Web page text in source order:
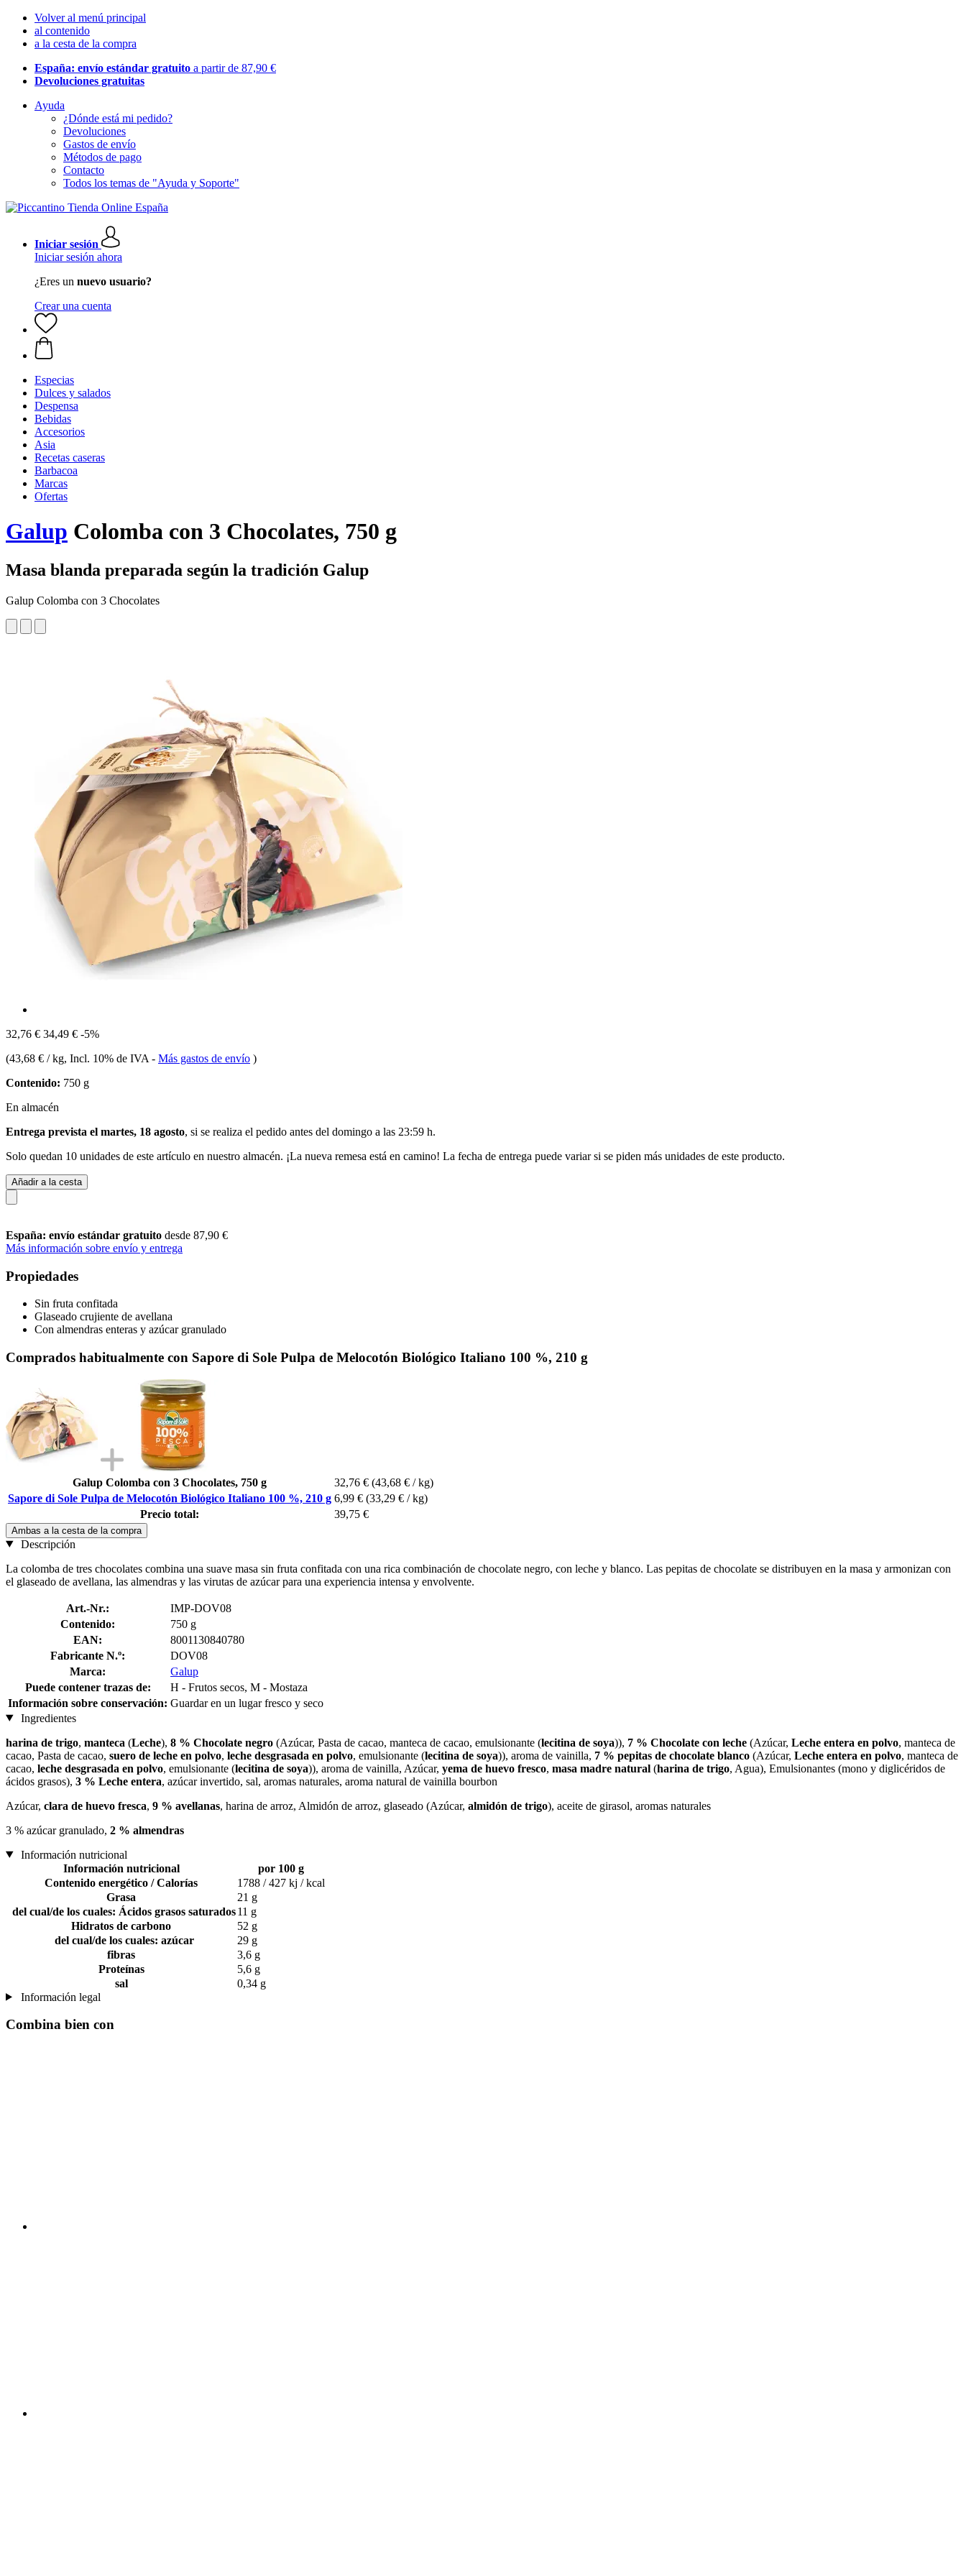
Volver al menú principal
al contenido
a la cesta de la compra
España: envío estándar gratuito a partir de 87,90 €
Devoluciones gratuitas
Ayuda
¿Dónde está mi pedido?
Devoluciones
Gastos de envío
Métodos de pago
Contacto
Todos los temas de "Ayuda y Soporte"
Iniciar sesión
Iniciar sesión ahora
¿Eres un nuevo usuario?
Crear una cuenta
Especias
Dulces y salados
Despensa
Bebidas
Accesorios
Asia
Recetas caseras
Barbacoa
Marcas
Ofertas
Galup Colomba con 3 Chocolates, 750 g
Masa blanda preparada según la tradición Galup
Galup Colomba con 3 Chocolates
32,76 € 34,49 € -5%
(43,68 € / kg, Incl. 10% de IVA - Más gastos de envío )
Contenido: 750 g
En almacén
Entrega prevista el martes, 18 agosto, si se realiza el pedido antes del domingo a las 23:59 h.
Solo quedan 10 unidades de este artículo en nuestro almacén. ¡La nueva remesa está en camino! La fecha de entrega puede variar si se piden más unidades de este producto.
Añadir a la cesta
España: envío estándar gratuito desde 87,90 €
Más información sobre envío y entrega
Propiedades
Sin fruta confitada
Glaseado crujiente de avellana
Con almendras enteras y azúcar granulado
Comprados habitualmente con Sapore di Sole Pulpa de Melocotón Biológico Italiano 100 %, 210 g
Galup Colomba con 3 Chocolates, 750 g 32,76 € (43,68 € / kg)
Sapore di Sole Pulpa de Melocotón Biológico Italiano 100 %, 210 g 6,99 € (33,29 € / kg)
Precio total:
39,75 €
Ambas a la cesta de la compra
Descripción
La colomba de tres chocolates combina una suave masa sin fruta confitada con una rica combinación de chocolate negro, con leche y blanco. Las pepitas de chocolate se distribuyen en la masa y armonizan con
el glaseado de avellana, las almendras y las virutas de azúcar para una experiencia intensa y envolvente.
Art.-Nr.:
IMP-DOV08
Contenido:
750 g
EAN:
8001130840780
Fabricante N.º:
DOV08
Marca:
Galup
Puede contener trazas de:
H - Frutos secos, M - Mostaza
Información sobre conservación: Guardar en un lugar fresco y seco
Ingredientes
harina de trigo, manteca (Leche), 8 % Chocolate negro (Azúcar, Pasta de cacao, manteca de cacao, emulsionante (lecitina de soya)), 7 % Chocolate con leche (Azúcar, Leche entera en polvo, manteca de
cacao, Pasta de cacao, suero de leche en polvo, leche desgrasada en polvo, emulsionante (lecitina de soya)), aroma de vainilla, 7 % pepitas de chocolate blanco (Azúcar, Leche entera en polvo, manteca de
cacao, leche desgrasada en polvo, emulsionante (lecitina de soya)), aroma de vainilla, Azúcar, yema de huevo fresco, masa madre natural (harina de trigo, Agua), Emulsionantes (mono y diglicéridos de
ácidos grasos), 3 % Leche entera, azúcar invertido, sal, aromas naturales, aroma natural de vainilla bourbon
Azúcar, clara de huevo fresca, 9 % avellanas, harina de arroz, Almidón de arroz, glaseado (Azúcar, almidón de trigo), aceite de girasol, aromas naturales
3 % azúcar granulado, 2 % almendras
Información nutricional
Información nutricional
por 100 g
Contenido energético / Calorías
1788 / 427 kj / kcal
Grasa
21 g
del cual/de los cuales: Ácidos grasos saturados11 g
Hidratos de carbono
52 g
del cual/de los cuales: azúcar
29 g
fibras
3,6 g
Proteínas
5,6 g
sal
0,34 g
Información legal
Combina bien con